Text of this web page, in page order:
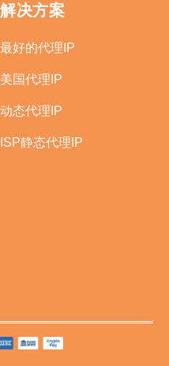
解决方案
最好的代理IP
美国代理IP
动态代理IP
ISP静态代理IP